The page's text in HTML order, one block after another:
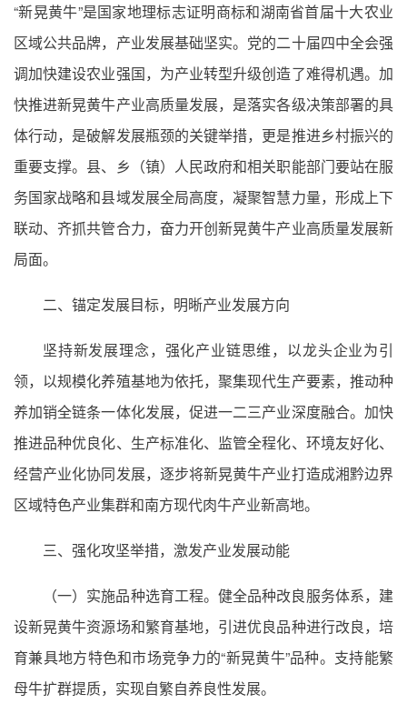
“新晃黄牛”是国家地理标志证明商标和湖南省首届十大农业
区域公共品牌，产业发展基础坚实。党的二十届四中全会强
调加快建设农业强国，为产业转型升级创造了难得机遇。加
快推进新晃黄牛产业高质量发展，是落实各级决策部署的具
体行动，是破解发展瓶颈的关键举措，更是推进乡村振兴的
重要支撑。县、乡（镇）人民政府和相关职能部门要站在服
务国家战略和县域发展全局高度，凝聚智慧力量，形成上下
联动、齐抓共管合力，奋力开创新晃黄牛产业高质量发展新
局面。
二、锚定发展目标，明晰产业发展方向
坚持新发展理念，强化产业链思维，以龙头企业为引
领，以规模化养殖基地为依托，聚集现代生产要素，推动种
养加销全链条一体化发展，促进一二三产业深度融合。加快
推进品种优良化、生产标准化、监管全程化、环境友好化、
经营产业化协同发展，逐步将新晃黄牛产业打造成湘黔边界
区域特色产业集群和南方现代肉牛产业新高地。
三、强化攻坚举措，激发产业发展动能
（一）实施品种选育工程。健全品种改良服务体系，建
设新晃黄牛资源场和繁育基地，引进优良品种进行改良，培
育兼具地方特色和市场竞争力的“新晃黄牛”品种。支持能繁
母牛扩群提质，实现自繁自养良性发展。